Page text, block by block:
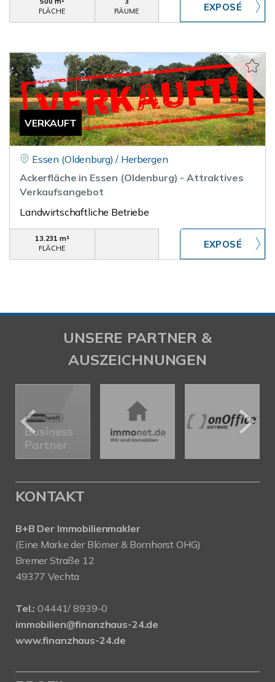
FLÄCHE
RÄUME
VERKAUFT
Essen (Oldenburg) / Herbergen
Ackerfläche in Essen (Oldenburg) - Attraktives
Verkaufsangebot
Landwirtschaftliche Betriebe
13.231 m²
FLÄCHE
UNSERE PARTNER &
AUSZEICHNUNGEN
KONTAKT
B+B Der Immobilienmakler
(Eine Marke der Blömer & Bornhorst OHG)
Bremer Straße 12
49377 Vechta
Tel.: 04441/ 8939-0
immobilien@finanzhaus-24.de
www.finanzhaus-24.de